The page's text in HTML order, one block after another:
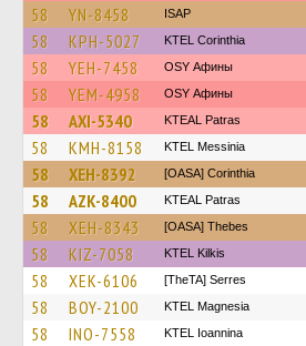
58 YN-8458 ISAP
58 KPH-5027 KTEL Corinthia
58 YEH-7458 OSY Афины
58 YEM-4958 OSY Афины
58 AXI-5340 KTEAL Patras
58 KMH-8158 KTEL Messinia
58 XEH-8392 [OASA] Corinthia
58 AZK-8400 KTEAL Patras
58 XEH-8343 [OASA] Thebes
58 KIZ-7058 KTEL Kilkis
58 XEK-6106 [TheTA] Serres
58 BOY-2100 ΚΤΕL Magnesia
58 INO-7558 KTEL Ioannina